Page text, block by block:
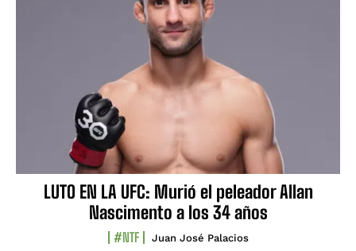
LUTO EN LA UFC: Murió el peleador Allan
Nascimento a los 34 años
#NTF Juan José Palacios